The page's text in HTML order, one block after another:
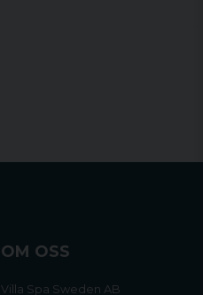
OM OSS
Villa Spa Sweden AB